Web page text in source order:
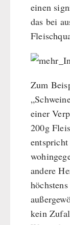
einen
das bei
Zum
einer
200g
andere
höchstens
kein